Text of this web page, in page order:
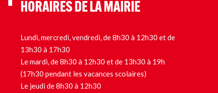
HORAIRES DE LA MAIRIE
Lundi, mercredi, vendredi, de 8h30 à 12h30 et de
13h30 à 17h30
Le mardi, de 8h30 à 12h30 et de 13h30 à 19h
(17h30 pendant les vacances scolaires)
Le jeudi de 8h30 à 12h30